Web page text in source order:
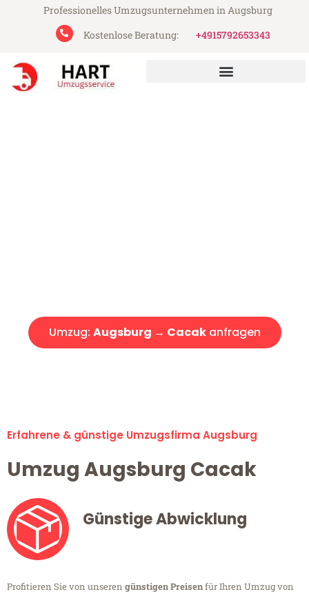
Professionelles Umzugsunternehmen in Augsburg
Kostenlose Beratung:
+4915792653343
Umzug: Augsburg → Cacakanfragen
Erfahrene & günstige Umzugsfirma Augsburg
Umzug Augsburg Cacak
Günstige Abwicklung
Profitieren Sie von unseren günstigen Preisenfür Ihren Umzug von